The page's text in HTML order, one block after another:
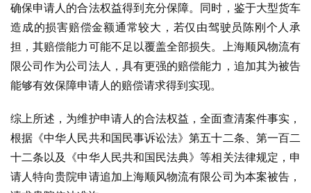
确保申请人的合法权益得到充分保障。同时，鉴于大型货车
造成的损害赔偿金额通常较大，若仅由驾驶员陈刚个人承
担，其赔偿能力可能不足以覆盖全部损失。上海顺风物流有
限公司作为公司法人，具有更强的赔偿能力，追加其为被告
能够有效保障申请人的赔偿请求得到实现。
综上所述，为维护申请人的合法权益，全面查清案件事实，
根据《中华人民共和国民事诉讼法》第五十二条、第一百二
十二条以及《中华人民共和国民法典》等相关法律规定，申
请人特向贵院申请追加上海顺风物流有限公司为本案被告，